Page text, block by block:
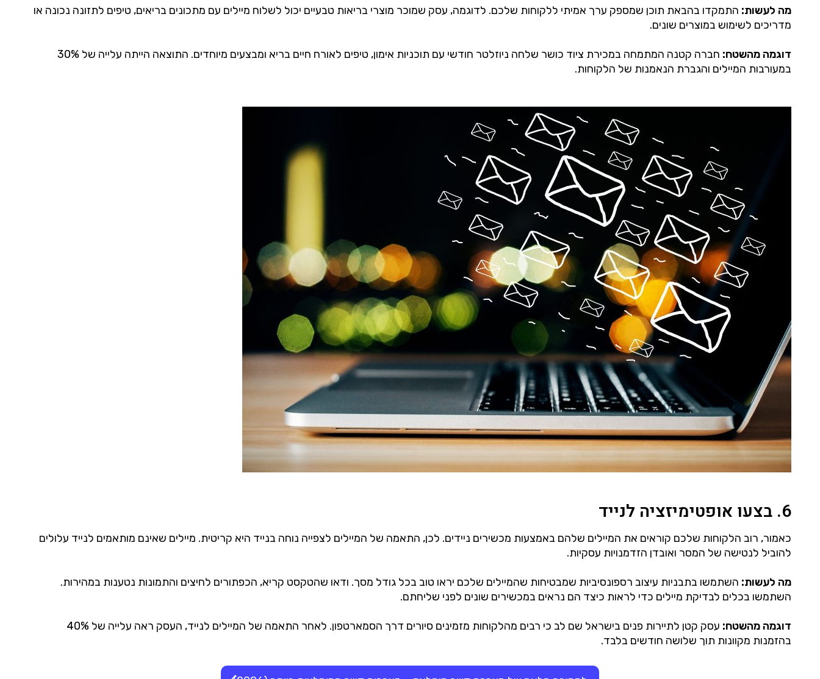
מה לעשות: התמקדו בהבאת תוכן שמספק ערך אמיתי ללקוחות שלכם. לדוגמה, עסק שמוכר מוצרי בריאות טבעיים יכול לשלוח מיילים עם מתכונים בריאים, טיפים לתזונה נכונה או
מדריכים לשימוש במוצרים שונים.
דוגמה מהשטח:
חברה קטנה המתמחה במכירת ציוד כושר שלחה ניוזלטר חודשי עם תוכניות אימון, טיפים לאורח חיים בריא ומבצעים מיוחדים. התוצאה הייתה עלייה של 30%
במעורבות המיילים והגברת הנאמנות של הלקוחות.
6. בצעו אופטימיזציה לנייד
כאמור, רוב הלקוחות שלכם קוראים את המיילים שלהם באמצעות מכשירים ניידים. לכן, התאמה של המיילים לצפייה נוחה בנייד היא קריטית. מיילים שאינם מותאמים לנייד עלולים
להוביל לנטישה של המסר ואובדן הזדמנויות עסקיות.
מה לעשות: השתמשו בתבניות עיצוב רספונסיביות שמבטיחות שהמיילים שלכם יראו טוב בכל גודל מסך. ודאו שהטקסט קריא, הכפתורים לחיצים והתמונות נטענות במהירות.
השתמשו בכלים לבדיקת מיילים כדי לראות כיצד הם נראים במכשירים שונים לפני שליחתם.
דוגמה מהשטח:
עסק קטן לתיירות פנים בישראל שם לב כי רבים מהלקוחות מזמינים סיורים דרך הסמארטפון. לאחר התאמה של המיילים לנייד, העסק ראה עלייה של 40%
בהזמנות מקוונות תוך שלושה חודשים בלבד.